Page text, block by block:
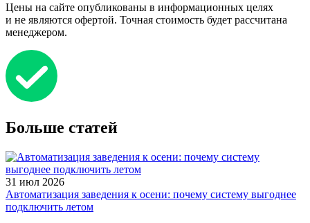
Цены на сайте опубликованы в информационных целях
и не являются офертой. Точная стоимость будет рассчитана
менеджером.
Больше статей
31 июл 2026
Автоматизация заведения к осени: почему систему выгоднее
подключить летом